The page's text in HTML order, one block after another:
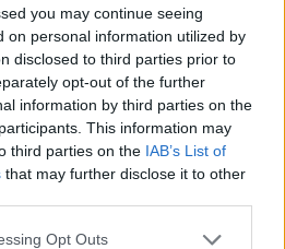
you may continue seeing
on personal information utilized by
disclosed to third parties prior to
opt-out of the further
information by third parties on the
This information may
third parties on the IAB’s List of
that may further disclose it to other
app uses one or more Google
Opt Outs
ΠΕΝΥ ΡΟΝΤΟΓΙΑΝΝΗ
11/03/2026